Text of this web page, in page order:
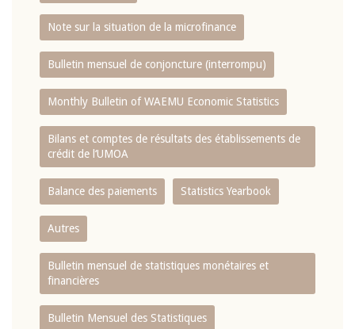
Note sur la situation de la microfinance
Bulletin mensuel de conjoncture (interrompu)
Monthly Bulletin of WAEMU Economic Statistics
Bilans et comptes de résultats des établissements de
crédit de l‘UMOA
Balance des paiements Statistics Yearbook
Autres
Bulletin mensuel de statistiques monétaires et
financières
Bulletin Mensuel des Statistiques